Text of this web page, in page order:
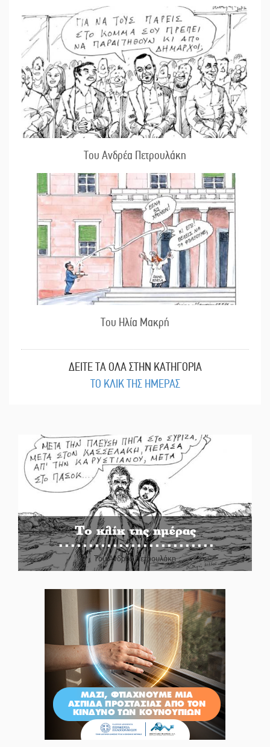
Του Ανδρέα Πετρουλάκη
Του Ηλία Μακρή
ΔΕΙΤΕ ΤΑ ΟΛΑ ΣΤΗΝ ΚΑΤΗΓΟΡΙΑ
ΤΟ ΚΛΙΚ ΤΗΣ ΗΜΕΡΑΣ
Το κλίκ της ημέρας
Του Ανδρέα Πετρουλάκη